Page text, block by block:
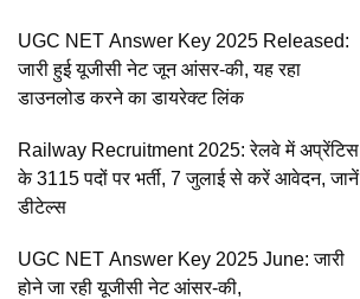
UGC NET Answer Key 2025 Released:
जारी हुई यूजीसी नेट जून आंसर-की, यह रहा
डाउनलोड करने का डायरेक्ट लिंक
Railway Recruitment 2025: रेलवे में अप्रेंटिस
के 3115 पदों पर भर्ती, 7 जुलाई से करें आवेदन, जानें
डीटेल्स
UGC NET Answer Key 2025 June: जारी
होने जा रही यूजीसी नेट आंसर-की,